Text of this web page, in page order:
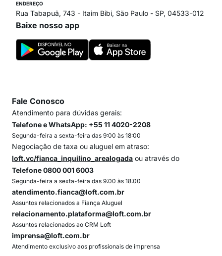
ENDEREÇO
Rua Tabapuã, 743 - Itaim Bibi, São Paulo - SP, 04533-012
Baixe nosso app
Fale Conosco
Atendimento para dúvidas gerais:
Telefone e WhatsApp: +55 11 4020-2208
Segunda-feira a sexta-feira das 9:00 às 18:00
Negociação de taxa ou aluguel em atraso:
loft.vc/fianca_inquilino_arealogada ou através do
Telefone 0800 001 6003
Segunda-feira a sexta-feira das 9:00 às 18:00
atendimento.fianca@loft.com.br
Assuntos relacionados a Fiança Aluguel
relacionamento.plataforma@loft.com.br
Assuntos relacionados ao CRM Loft
imprensa@loft.com.br
Atendimento exclusivo aos profissionais de imprensa